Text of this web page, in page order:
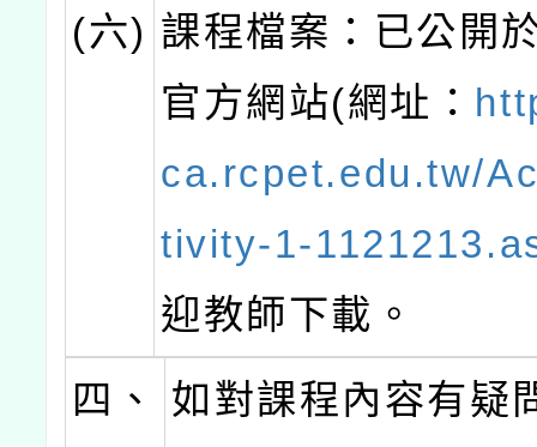
(六) 課程檔案：已公開
官方網站(網址：
ca.rcpet.edu.tw/
tivity-1-
迎教師下載。
四、
如對課程內容有疑